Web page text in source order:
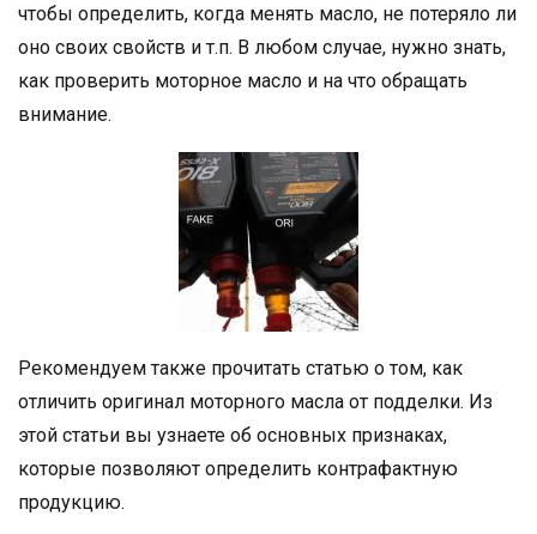
чтобы определить, когда менять масло, не потеряло ли
оно своих свойств и т.п. В любом случае, нужно знать,
как проверить моторное масло и на что обращать
внимание.
Рекомендуем также прочитать статью о том, как
отличить оригинал моторного масла от подделки. Из
этой статьи вы узнаете об основных признаках,
которые позволяют определить контрафактную
продукцию.